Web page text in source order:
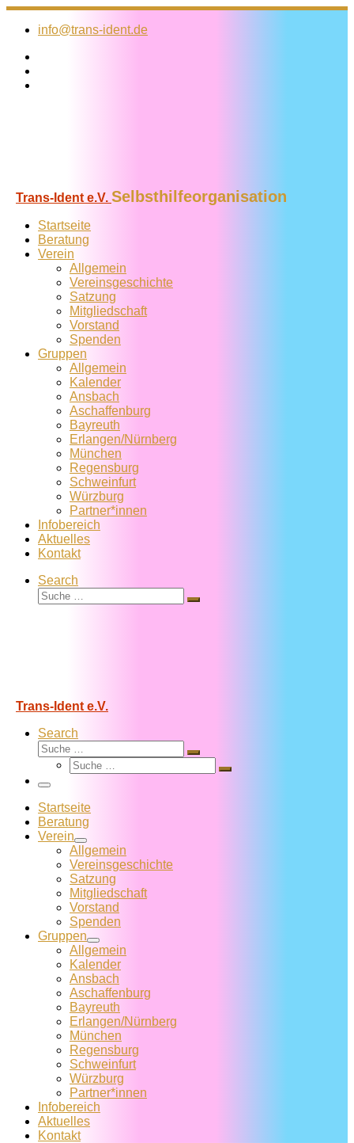
Zum
Inhalt
info@trans-ident.de
Trans-Ident e.V. Selbsthilfeorganisation
Startseite
Beratung
Verein
Allgemein
Vereins­geschichte
Satzung
Mitglied­schaft
Vorstand
Spenden
Gruppen
Allgemein
Kalender
Ansbach
Aschaffenburg
Bayreuth
Erlangen/Nürnberg
München
Regensburg
Schweinfurt
Würzburg
Partner*innen
Infobereich
Aktuelles
Kontakt
Search
Suche
Suche
Trans-Ident e.V.
Search
Suche
Suche
Suche
Suche
Menü
Startseite
Beratung
Verein
Allgemein
Vereins­geschichte
Satzung
Mitglied­schaft
Vorstand
Spenden
Gruppen
Allgemein
Kalender
Ansbach
Aschaffenburg
Bayreuth
Erlangen/Nürnberg
München
Regensburg
Schweinfurt
Würzburg
Partner*innen
Infobereich
Aktuelles
Kontakt